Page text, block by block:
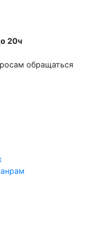
20ч
обращаться